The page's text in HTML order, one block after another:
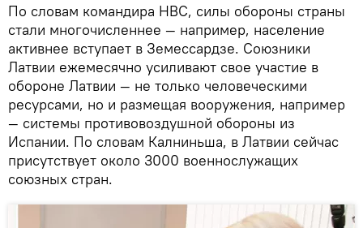
По словам командира НВС, силы обороны страны
стали многочисленнее — например, население
активнее вступает в Земессардзе. Союзники
Латвии ежемесячно усиливают свое участие в
обороне Латвии — не только человеческими
ресурсами, но и размещая вооружения, например
— системы противовоздушной обороны из
Испании. По словам Калниньша, в Латвии сейчас
присутствует около 3000 военнослужащих
союзных стран.